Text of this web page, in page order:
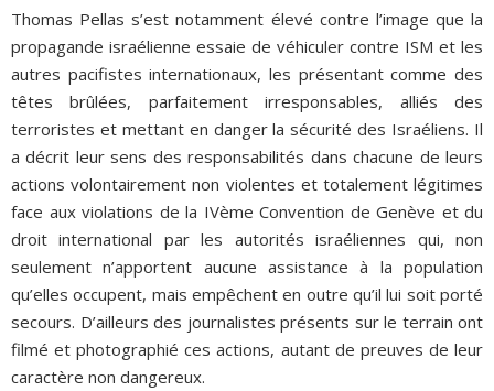
Thomas Pellas s’est notamment élevé contre l’image que la
propagande israélienne essaie de véhiculer contre ISM et les
autres pacifistes internationaux, les présentant comme des
têtes brûlées, parfaitement irresponsables, alliés des
terroristes et mettant en danger la sécurité des Israéliens. Il
a décrit leur sens des responsabilités dans chacune de leurs
actions volontairement non violentes et totalement légitimes
face aux violations de la IVème Convention de Genève et du
droit international par les autorités israéliennes qui, non
seulement n’apportent aucune assistance à la population
qu’elles occupent, mais empêchent en outre qu’il lui soit porté
secours. D’ailleurs des journalistes présents sur le terrain ont
filmé et photographié ces actions, autant de preuves de leur
caractère non dangereux.